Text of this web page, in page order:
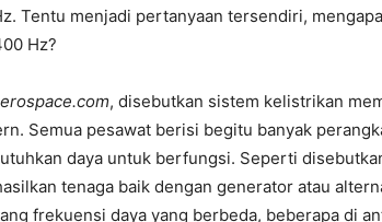
Tentu menjadi pertanyaan tersendiri,
Hz?
, disebutkan sistem kelistrikan
Semua pesawat berisi begitu banyak
daya untuk berfungsi. Seperti
tenaga baik dengan generator atau
frekuensi daya yang berbeda, beberapa di